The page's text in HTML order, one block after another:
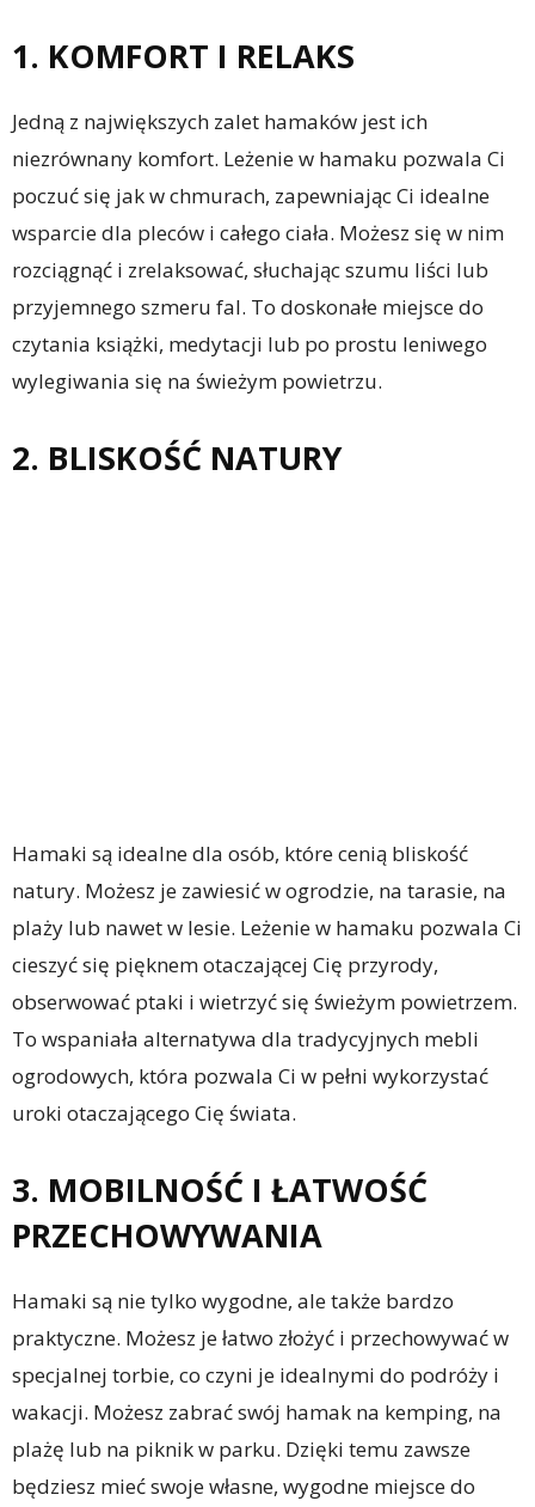
1. KOMFORT I RELAKS
Jedną z największych zalet hamaków jest ich
niezrównany komfort. Leżenie w hamaku pozwala Ci
poczuć się jak w chmurach, zapewniając Ci idealne
wsparcie dla pleców i całego ciała. Możesz się w nim
rozciągnąć i zrelaksować, słuchając szumu liści lub
przyjemnego szmeru fal. To doskonałe miejsce do
czytania książki, medytacji lub po prostu leniwego
wylegiwania się na świeżym powietrzu.
2. BLISKOŚĆ NATURY
Hamaki są idealne dla osób, które cenią bliskość
natury. Możesz je zawiesić w ogrodzie, na tarasie, na
plaży lub nawet w lesie. Leżenie w hamaku pozwala Ci
cieszyć się pięknem otaczającej Cię przyrody,
obserwować ptaki i wietrzyć się świeżym powietrzem.
To wspaniała alternatywa dla tradycyjnych mebli
ogrodowych, która pozwala Ci w pełni wykorzystać
uroki otaczającego Cię świata.
3. MOBILNOŚĆ I ŁATWOŚĆ
PRZECHOWYWANIA
Hamaki są nie tylko wygodne, ale także bardzo
praktyczne. Możesz je łatwo złożyć i przechowywać w
specjalnej torbie, co czyni je idealnymi do podróży i
wakacji. Możesz zabrać swój hamak na kemping, na
plażę lub na piknik w parku. Dzięki temu zawsze
będziesz mieć swoje własne, wygodne miejsce do